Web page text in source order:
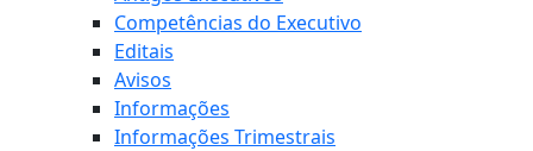
Competências do Executivo
Editais
Avisos
Informações
Informações Trimestrais